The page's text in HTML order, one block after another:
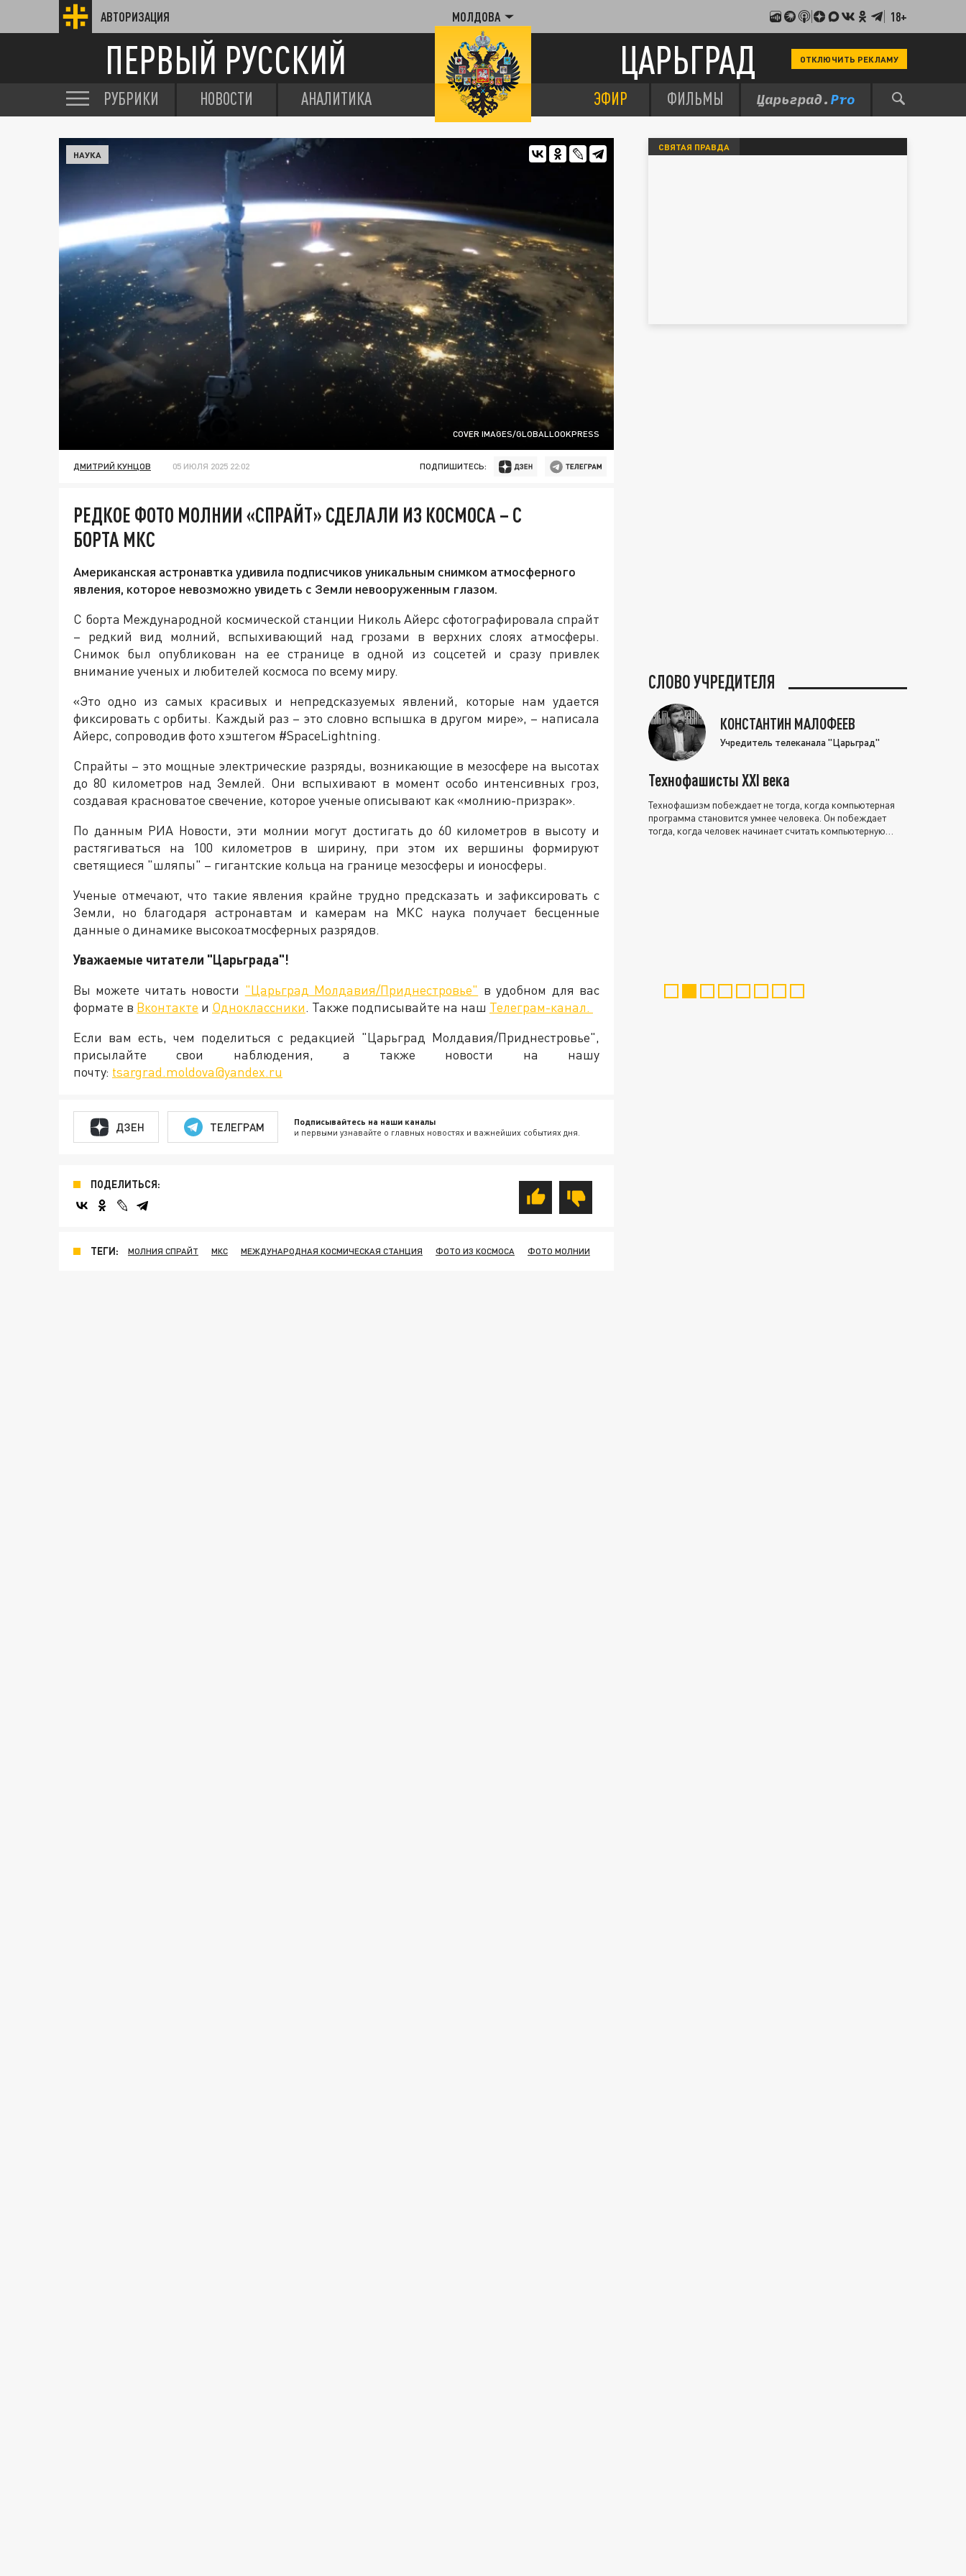
АВТОРИЗАЦИЯ МОЛДОВА 18+
ПЕРВЫЙ РУССКИЙ ЦАРЬГРАД ОТКЛЮЧИТЬ РЕКЛАМУ
РУБРИКИ НОВОСТИ АНАЛИТИКА ЭФИР ФИЛЬМЫ
COVER IMAGES/GLOBALLOOKPRESS
НАУКА
ДМИТРИЙ КУНЦОВ 05 ИЮЛЯ 2025 22:02 ПОДПИШИТЕСЬ:
РЕДКОЕ ФОТО МОЛНИИ «СПРАЙТ» СДЕЛАЛИ ИЗ КОСМОСА – С
БОРТА МКС
Американская астронавтка удивила подписчиков уникальным снимком атмосферного
явления, которое невозможно увидеть с Земли невооруженным глазом.
С борта Международной космической станции Николь Айерс сфотографировала спрайт
– редкий вид молний, вспыхивающий над грозами в верхних слоях атмосферы.
Снимок был опубликован на ее странице в одной из соцсетей и сразу привлек
внимание ученых и любителей космоса по всему миру.
«Это одно из самых красивых и непредсказуемых явлений, которые нам удается
фиксировать с орбиты. Каждый раз – это словно вспышка в другом мире», – написала
Айерс, сопроводив фото хэштегом #SpaceLightning.
Спрайты – это мощные электрические разряды, возникающие в мезосфере на высотах
до 80 километров над Землей. Они вспыхивают в момент особо интенсивных гроз,
создавая красноватое свечение, которое ученые описывают как «молнию-призрак».
По данным РИА Новости, эти молнии могут достигать до 60 километров в высоту и
растягиваться на 100 километров в ширину, при этом их вершины формируют
светящиеся "шляпы" – гигантские кольца на границе мезосферы и ионосферы.
Ученые отмечают, что такие явления крайне трудно предсказать и зафиксировать с
Земли, но благодаря астронавтам и камерам на МКС наука получает бесценные
данные о динамике высокоатмосферных разрядов.
Уважаемые читатели "Царьграда"!
Вы можете читать новости "Царьград Молдавия/Приднестровье" в удобном для вас
формате в Вконтакте и Одноклассники. Также подписывайте на наш Телеграм-канал.
Если вам есть, чем поделиться с редакцией "Царьград Молдавия/Приднестровье",
присылайте свои наблюдения, а также новости на нашу
почту: tsargrad.moldova@yandex.ru
ДЗЕН ТЕЛЕГРАМ Подписывайтесь на наши каналы
и первыми узнавайте о главных новостях и важнейших событиях дня.
ПОДЕЛИТЬСЯ:
ТЕГИ: МОЛНИЯ СПРАЙТ МКС МЕЖДУНАРОДНАЯ КОСМИЧЕСКАЯ СТАНЦИЯ ФОТО ИЗ КОСМОСА ФОТО МОЛНИИ
СВЯТАЯ ПРАВДА
СЛОВО УЧРЕДИТЕЛЯ
КОНСТАНТИН МАЛОФЕЕВ
Учредитель телеканала "Царьград"
Технофашисты XXI века
Технофашизм побеждает не тогда, когда компьютерная
программа становится умнее человека. Он побеждает
тогда, когда человек начинает считать компьютерную